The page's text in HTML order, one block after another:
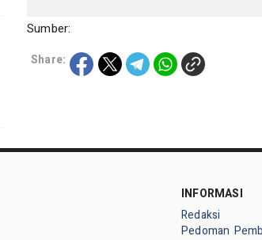
Sumber:
Share:
INFORMASI
Redaksi
Pedoman